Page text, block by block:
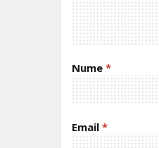
Nume *
Email *